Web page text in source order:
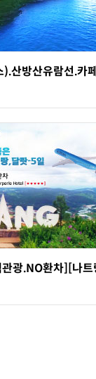
방산유람선.카
광.NO환차][나